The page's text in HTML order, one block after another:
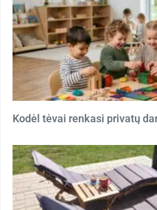
Kodėl tėvai renkasi privatų